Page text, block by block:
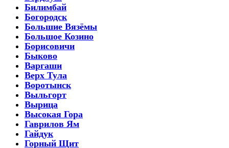
Билимбай
Богородск
Большие Вязёмы
Большое Козино
Борисовичи
Быково
Варгаши
Верх Тула
Воротынск
Выльгорт
Вырица
Высокая Гора
Гаврилов Ям
Гайдук
Горный Щит